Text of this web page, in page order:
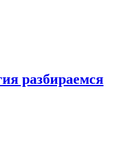
разбираемся